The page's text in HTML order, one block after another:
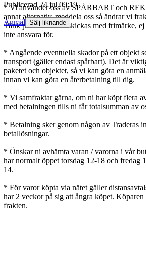
* Vi använder oss av SPÅRBART och
annat alternativ, meddela oss så ändrar vi
Tänk på att det som skickas med frimärke,
inte ansvara för.
* Angående eventuella skador på ett objekt
transport (gäller endast spårbart). Det är
paketet och objektet, så vi kan göra en
innan vi kan göra en återbetalning till dig.
* Vi samfraktar gärna, om ni har köpt flera
med betalningen tills ni får totalsumman av
* Betalning sker genom någon av Traderas
betallösningar.
* Önskar ni avhämta varan / varorna i vår
har normalt öppet torsdag 12-18 och fredag
14.
* För varor köpta via nätet gäller
har 2 veckor på sig att ångra köpet.
frakten.
Publicerad 24 jul 09:19
Anmäl Sälj liknande